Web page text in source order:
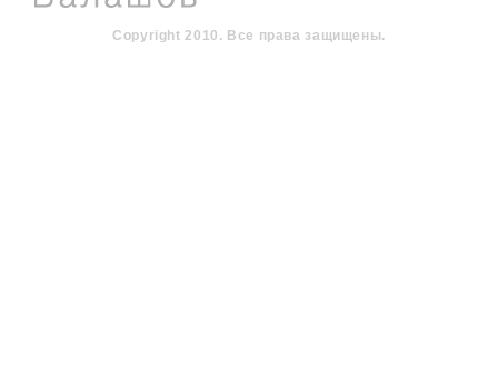
Copyright 2010. Все права защищены.